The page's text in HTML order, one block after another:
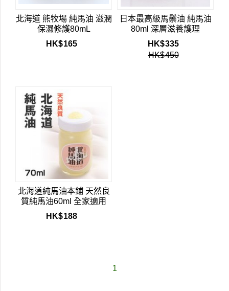
北海道 熊牧場 純馬油 滋潤
保濕修護80mL
HK$165
日本最高級馬鬃油 純馬油
80ml 深層滋養護理
HK$335
HK$450
北海道純馬油本鋪 天然良
質純馬油60ml 全家適用
HK$188
1